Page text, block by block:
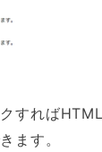
すれば
ます。